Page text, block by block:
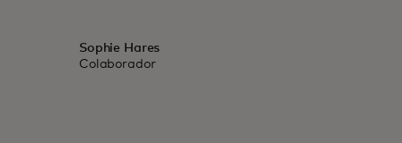
Sophie Hares
Colaborador